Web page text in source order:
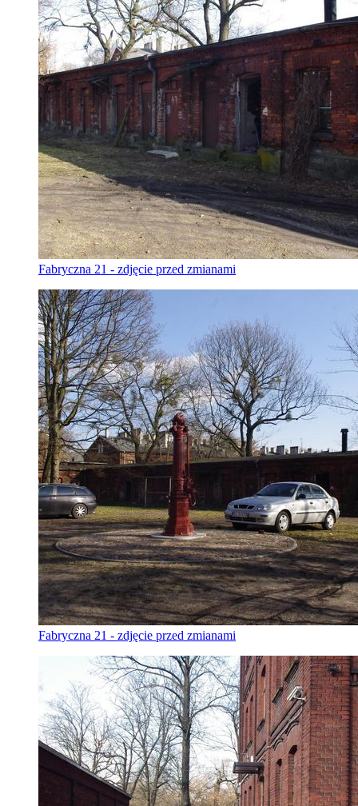
Fabryczna 21 - zdjęcie przed zmianami
Fabryczna 21 - zdjęcie przed zmianami